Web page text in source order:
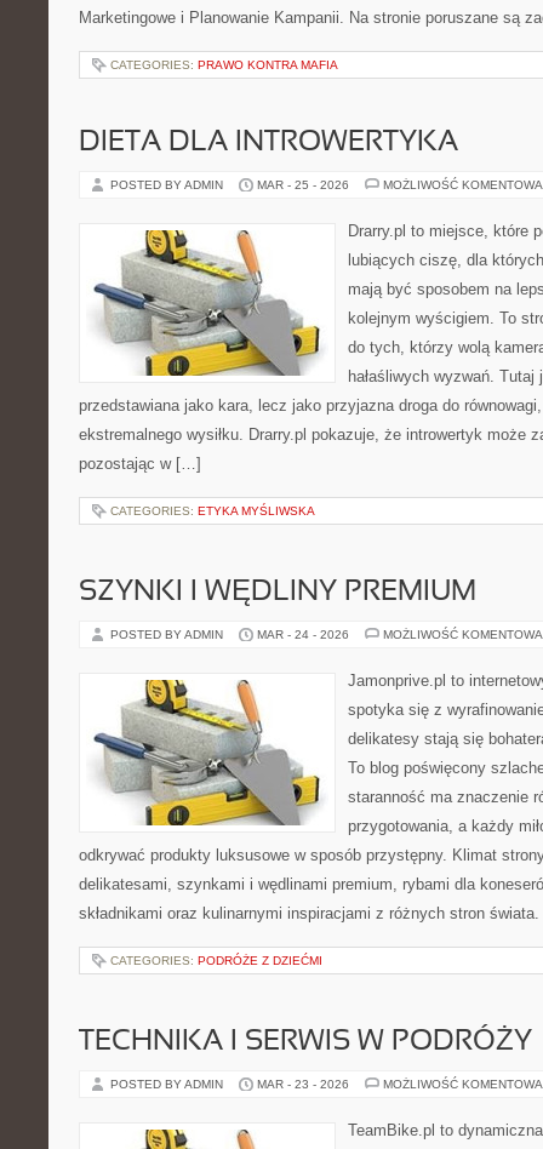
Marketingowe i Planowanie Kampanii. Na stronie poruszane są
CATEGORIES: PRAWO KONTRA MAFIA
DIETA DLA INTROWERTYKA
POSTED BY ADMIN MAR - 25 - 2026 MOŻLIWOŚĆ
Drarry.pl to miejsce, które
lubiących ciszę, dla
mają być sposobem na
kolejnym wyścigiem. To
do tych, którzy wolą
hałaśliwych wyzwań. Tutaj
przedstawiana jako kara, lecz jako przyjazna droga do
ekstremalnego wysiłku. Drarry.pl pokazuje, że introwertyk może
pozostając w […]
CATEGORIES: ETYKA MYŚLIWSKA
SZYNKI I WĘDLINY PREMIUM
POSTED BY ADMIN MAR - 24 - 2026 MOŻLIWOŚĆ
Jamonprive.pl to
spotyka się z
delikatesy stają się
To blog poświęcony
staranność ma znaczenie
przygotowania, a każdy
odkrywać produkty luksusowe w sposób przystępny. Klimat
delikatesami, szynkami i wędlinami premium, rybami dla
składnikami oraz kulinarnymi inspiracjami z różnych stron
CATEGORIES: PODRÓŻE Z DZIEĆMI
TECHNIKA I SERWIS W PODRÓŻY
POSTED BY ADMIN MAR - 23 - 2026 MOŻLIWOŚĆ
TeamBike.pl to